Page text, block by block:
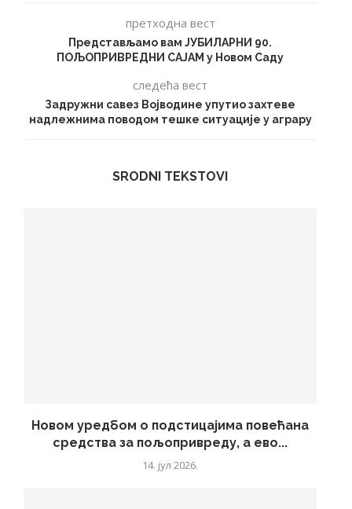
претходна вест
Представљамо вам ЈУБИЛАРНИ 90.
ПОЉОПРИВРЕДНИ САЈАМ у Новом Саду
следећа вест
Задружни савез Војводине упутио захтеве
надлежнима поводом тешке ситуације у аграру
SRODNI TEKSTOVI
Новом уредбом о подстицајима повећана
средства за пољопривреду, а ево...
14. јул 2026.